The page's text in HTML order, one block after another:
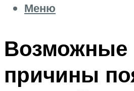
Меню
Возможные
причины